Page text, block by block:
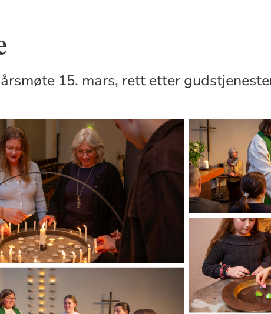
15. mars, rett etter